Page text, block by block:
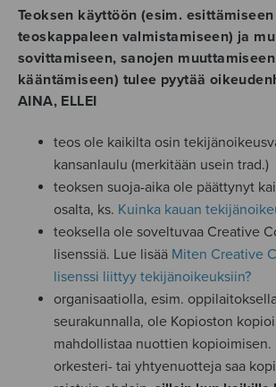
Teoksen käyttöön (esim.
teoskappaleen valmistamiseen) ja
sovittamiseen, sanojen
kääntämiseen) tulee pyytää
AINA, ELLEI
teos ole kaikilta osin
kansanlaulu (merkitään usein trad.)
teoksen suoja-aika ole päättynyt
osalta, ks. Kuinka kauan
teoksella ole soveltuvaa Creative
lisenssiä. Lue lisää Miten Creative
lisenssi liittyy tekijänoikeuksiin?
organisaatiolla, esim.
seurakunnalla, ole Kopioston
mahdollistaa nuottien kopioimisen.
orkesteri- tai yhtyenuotteja saa